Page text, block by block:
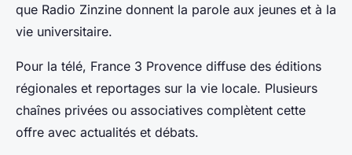
que Radio Zinzine donnent la parole aux jeunes et à la
vie universitaire.
Pour la télé, France 3 Provence diffuse des éditions
régionales et reportages sur la vie locale. Plusieurs
chaînes privées ou associatives complètent cette
offre avec actualités et débats.